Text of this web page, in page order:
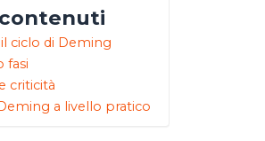
il ciclo di Deming
fasi
criticità
a livello pratico